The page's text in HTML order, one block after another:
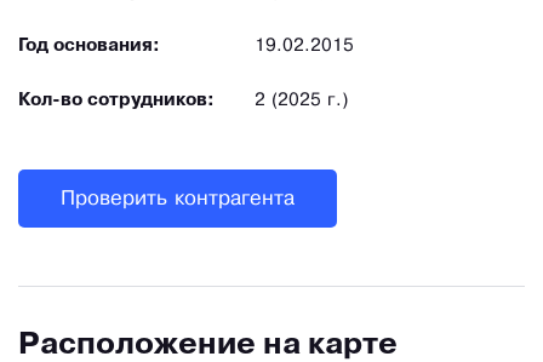
Год основания: 19.02.2015
Кол-во сотрудников: 2 (2025 г.)
Проверить контрагента
Расположение на карте